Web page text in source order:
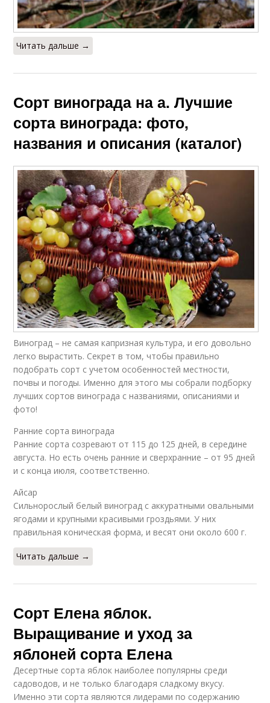
Читать дальше →
Сорт винограда на а. Лучшие
сорта винограда: фото,
названия и описания (каталог)
Виноград – не самая капризная культура, и его довольно
легко вырастить. Секрет в том, чтобы правильно
подобрать сорт с учетом особенностей местности,
почвы и погоды. Именно для этого мы собрали подборку
лучших сортов винограда с названиями, описаниями и
фото!
Ранние сорта винограда
Ранние сорта созревают от 115 до 125 дней, в середине
августа. Но есть очень ранние и сверхранние – от 95 дней
и с конца июля, соответственно.
Айсар
Сильнорослый белый виноград с аккуратными овальными
ягодами и крупными красивыми гроздьями. У них
правильная коническая форма, и весят они около 600 г.
Читать дальше →
Сорт Елена яблок.
Выращивание и уход за
яблоней сорта Елена
Десертные сорта яблок наиболее популярны среди
садоводов, и не только благодаря сладкому вкусу.
Именно эти сорта являются лидерами по содержанию